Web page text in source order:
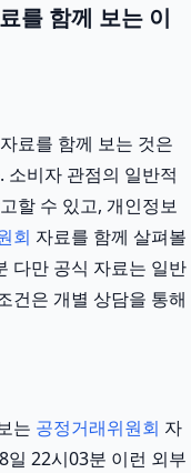
를 함께 보는 이
료를 함께 보는 것은
소비자 관점의 일반적
할 수 있고, 개인정보
회 자료를 함께 살펴볼
다만 공식 자료는 일반
건은 개별 상담을 통해
는 공정거래위원회 자
일 22시03분 이런 외부